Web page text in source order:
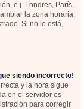
e.j. Londres, París,
la zona horaria,
Si no lo está,
siendo incorrecto!
y la hora sigue
en el servidor es
para corregir